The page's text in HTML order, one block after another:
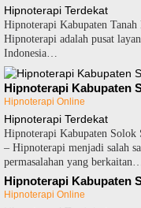
Hipnoterapi Terdekat
Hipnoterapi Kabupaten
Hipnoterapi adalah pusat
Indonesia…
Hipnoterapi Kabupaten
Hipnoterapi Online
Hipnoterapi Terdekat
Hipnoterapi Kabupaten Solok
– Hipnoterapi menjadi salah
permasalahan yang berkaitan…
Hipnoterapi Kabupaten
Hipnoterapi Online